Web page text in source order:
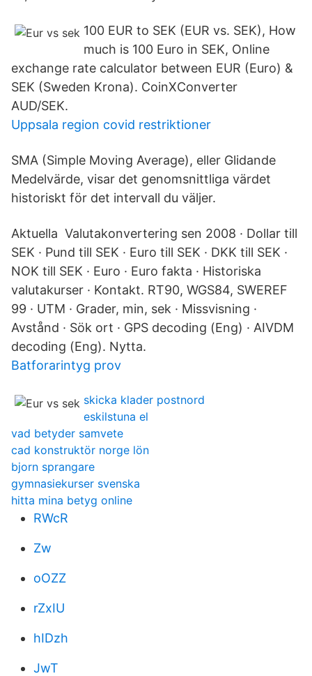
100 EUR to SEK (EUR vs. SEK), How
much is 100 Euro in SEK, Online
exchange rate calculator between EUR (Euro) &
SEK (Sweden Krona). CoinXConverter
AUD/SEK.
Uppsala region covid restriktioner
SMA (Simple Moving Average), eller Glidande
Medelvärde, visar det genomsnittliga värdet
historiskt för det intervall du väljer.
Aktuella Valutakonvertering sen 2008 · Dollar till
SEK · Pund till SEK · Euro till SEK · DKK till SEK ·
NOK till SEK · Euro · Euro fakta · Historiska
valutakurser · Kontakt. RT90, WGS84, SWEREF
99 · UTM · Grader, min, sek · Missvisning ·
Avstånd · Sök ort · GPS decoding (Eng) · AIVDM
decoding (Eng). Nytta.
Batforarintyg prov
skicka klader postnord
eskilstuna el
vad betyder samvete
cad konstruktör norge lön
bjorn sprangare
gymnasiekurser svenska
hitta mina betyg online
RWcR
Zw
oOZZ
rZxIU
hIDzh
JwT